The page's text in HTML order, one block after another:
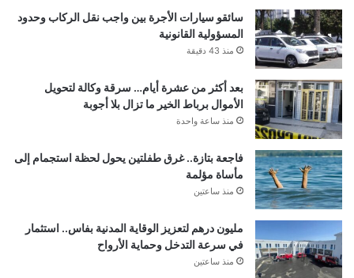
سائقو سيارات الأجرة بين واجب نقل الركاب وحدود
المسؤولية القانونية
منذ 43 دقيقة
بعد أكثر من عشرة أيام… سرقة وكالة لتحويل
الأموال برباط الخير ما تزال بلا أجوبة
منذ ساعة واحدة
فاجعة بتازة.. غرق طفلتين يحول لحظة استجمام إلى
مأساة مؤلمة
منذ ساعتين
مليون درهم لتعزيز الوقاية المدنية بفاس.. استثمار
في سرعة التدخل وحماية الأرواح
منذ ساعتين